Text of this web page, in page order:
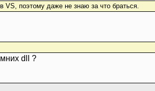
VS, поэтому даже не знаю за что браться.
dll ?